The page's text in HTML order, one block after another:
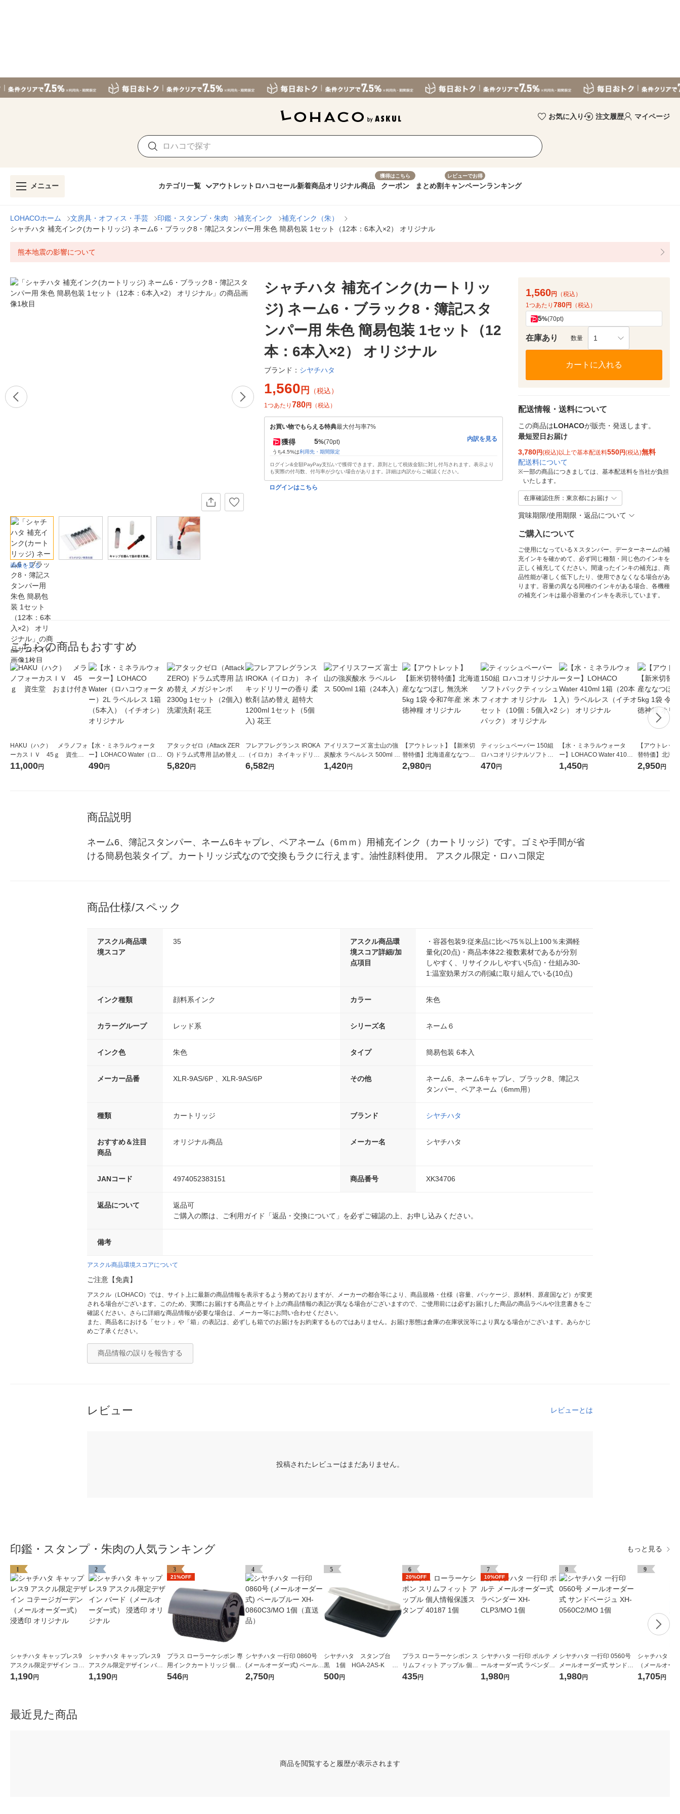
お気に入り 注文履歴 マイページ
メニュー カテゴリ一覧 アウトレット ロハコセール新着商品オリジナル商品
獲得はこちら
クーポン まとめ割
レビューでお得
キャンペーンランキング
LOHACOホーム 文房具・オフィス・手芸 印鑑・スタンプ・朱肉 補充インク
補充インク（朱）
シャチハタ 補充インク(カートリッジ) ネーム6・ブラック8・簿記スタンパー用 朱色 簡易包装 1セット（12本：6本入×2） オリジナル
熊本地震の影響について
画像を見る
シャチハタ 補充インク(カートリッ
ジ) ネーム6・ブラック8・簿記スタ
ンパー用 朱色 簡易包装 1セット（12
本：6本入×2） オリジナル
ブランド： シヤチハタ
1,560 円 （税込）
1つあたり 780円 （税込）
お買い物でもらえる特典最大付与率7%
獲得 5%(70pt)
うち4.5%は利用先・期間限定
内訳を見る
ログイン&全額PayPay支払いで獲得できます。原則として税抜金額に対し付与されます。表示より
も実際の付与数、付与率が少ない場合があります。詳細は内訳からご確認ください。
ログインはこちら
1,560円
（税込）
1つあたり 780円 （税込）
5%(70pt)
在庫あり 数量 1
カートに入れる
配送情報・送料について
この商品はLOHACOが販売・発送します。
最短翌日お届け
3,780円(税込)以上で基本配送料550円(税込)無料
配送料について
※一部の商品につきましては、基本配送料を当社が負担
いたします。
在庫確認住所：東京都にお届け
賞味期限/使用期限・返品について
ご購入について
ご使用になっているＸスタンパー、データーネームの補
充インキを確かめて、必ず同じ種類・同じ色のインキを
正しく補充してください。間違ったインキの補充は、商
品性能が著しく低下したり、使用できなくなる場合があ
ります。容量の異なる同種のインキがある場合、各機種
の補充インキは最小容量のインキを表示しています。
こちらの商品もおすすめ
HAKU（ハク） メラノフォ
ーカスＩＶ 45ｇ 資生
堂 おまけ付き
11,000円
【水・ミネラルウォータ
ー】LOHACO Water（ロハ
コウォーター）2L ラベルレ
490円
アタックゼロ（Attack ZER
O) ドラム式専用 詰め替え メ
ガジャンボ 2300g 1セット
5,820円
フレアフレグランス IROKA
（イロカ） ネイキッドリリ
ーの香り 柔軟剤 詰め替え 超
6,582円
アイリスフーズ 富士山の強
炭酸水 ラベルレス 500ml 1
箱（24本入）
1,420円
【アウトレット】【新米切
替特価】北海道産ななつぼ
し 無洗米 5kg 1袋 令和7年産
2,980円
ティッシュペーパー 150組
ロハコオリジナルソフトパ
ックティッシュ フィオナ オ
470円
【水・ミネラルウォータ
ー】LOHACO Water 410ml
1箱（20本入）ラベルレス
1,450円
【アウトレッ
替特価】北海
し 精白米 5kg
2,950円
商品説明
ネーム6、簿記スタンパー、ネーム6キャプレ、ペアネーム（6ｍｍ）用補充インク（カートリッジ）です。ゴミや手間が省
ける簡易包装タイプ。カートリッジ式なので交換もラクに行えます。油性顔料使用。 アスクル限定・ロハコ限定
商品仕様/スペック
アスクル商品環
境スコア
35
アスクル商品環
境スコア詳細/加
点項目
・容器包装9:従来品に比べ75％以上100％未満軽
量化(20点)・商品本体22:複数素材であるが分別
しやすく、リサイクルしやすい(5点)・仕組み30-
1:温室効果ガスの削減に取り組んでいる(10点)
インク種類 顔料系インク カラー 朱色
カラーグループ レッド系 シリーズ名 ネーム６
インク色 朱色 タイプ 簡易包装 6本入
メーカー品番 XLR-9AS/6P 、XLR-9AS/6P その他
ネーム6、ネーム6キャプレ、ブラック8、簿記ス
タンパー、ペアネーム（6mm用）
種類 カートリッジ ブランド シヤチハタ
おすすめ＆注目
商品
オリジナル商品 メーカー名 シヤチハタ
JANコード 4974052383151 商品番号 XK34706
返品について
返品可
ご購入の際は、ご利用ガイド「返品・交換について」を必ずご確認の上、お申し込みください。
備考
アスクル商品環境スコアについて
ご注意【免責】
アスクル（LOHACO）では、サイト上に最新の商品情報を表示するよう努めておりますが、メーカーの都合等により、商品規格・仕様（容量、パッケージ、原材料、原産国など）が変更
される場合がございます。このため、実際にお届けする商品とサイト上の商品情報の表記が異なる場合がございますので、ご使用前には必ずお届けした商品の商品ラベルや注意書きをご
確認ください。さらに詳細な商品情報が必要な場合は、メーカー等にお問い合わせください。
また、商品名における「セット」や「箱」の表記は、必ずしも箱でのお届けをお約束するものではありません。お届け形態は倉庫の在庫状況等により異なる場合がございます。あらかじ
めご了承ください。
商品情報の誤りを報告する
レビュー レビューとは
投稿されたレビューはまだありません。
印鑑・スタンプ・朱肉の人気ランキング もっと見る
1
シャチハタ キャップレス9
アスクル限定デザイン コテ
ージガーデン（メールオー
1,190円
2
シャチハタ キャップレス9
アスクル限定デザイン バー
ド（メールオーダー式） 浸
1,190円
3
21%OFF
プラス ローラーケシポン 専
用インクカートリッジ 個人
情報保護スタンプ IS-007CM
546円
4
シヤチハタ 一行印 0860号
(メールオーダー式) ペールブ
ルー XH-0860C3/MO 1個
2,750円
5
シヤチハタ スタンプ台
黒 1個 HGA-2AS-K オ
リジナル
500円
6
20%OFF
プラス ローラーケシポン ス
リムフィット アップル 個人
情報保護スタンプ 40187 1
435円
7
10%OFF
シヤチハタ 一行印 ポルテ メ
ールオーダー式 ラベンダー
XH-CLP3/MO 1個
1,980円
8
シヤチハタ 一行印 0560号
メールオーダー式 サンドベ
ージュ XH-0560C2/MO 1個
1,980円
9
シャチハタ ネ
（メールオー
ー XL-U6-4/
1,705円
最近見た商品
商品を閲覧すると履歴が表示されます